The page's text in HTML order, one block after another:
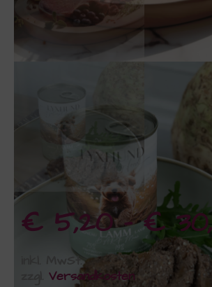
€ 5,20–€
inkl. MwSt.
Versandkosten